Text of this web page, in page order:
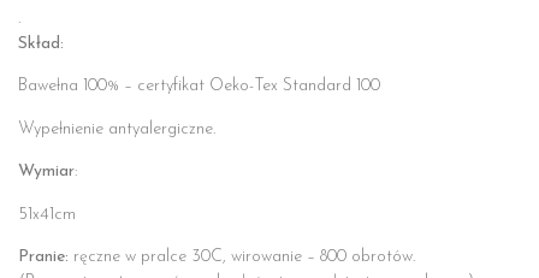
.
Skład:
Bawełna 100% – certyfikat Oeko-Tex Standard 100
Wypełnienie antyalergiczne.
Wymiar:
51x41cm
Pranie: ręczne w pralce 30C, wirowanie – 800 obrotów.